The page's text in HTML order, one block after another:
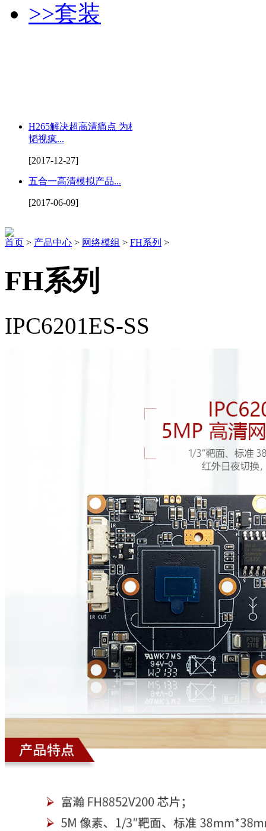
>>套装
H265解决超高清痛点 为杭州
韬视疯...
[2017-12-27]
五合一高清模拟产品...
[2017-06-09]
首页 > 产品中心 > 网络模组 > FH系列 >
FH系列
IPC6201ES-SS